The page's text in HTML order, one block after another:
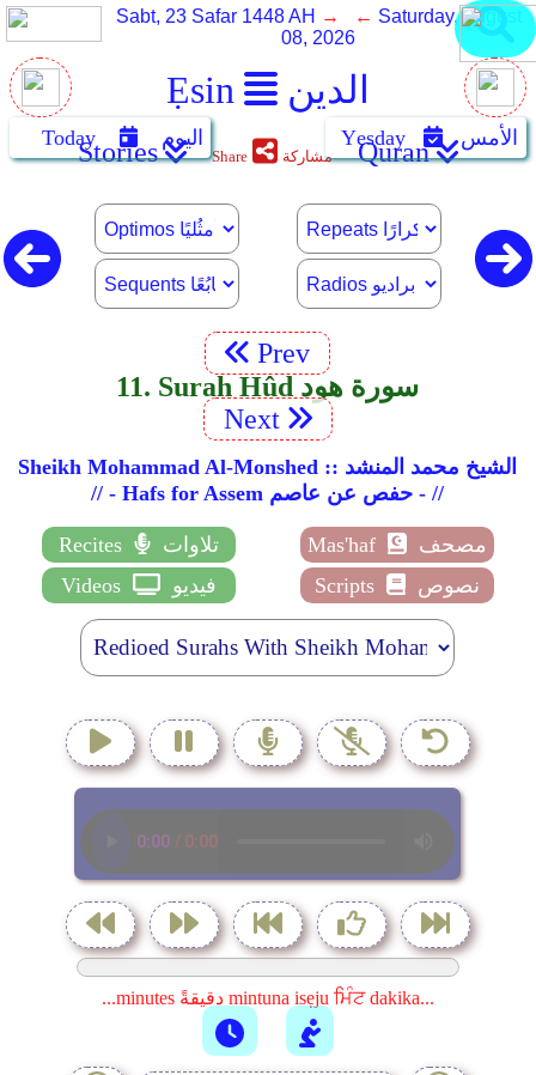
Ẹsin الدين
Sabt, 23 Safar 1448 AH → ← Saturday, August
08, 2026
Today اليوم Yẹsday الأمس Stories Share مشاركة Quran
Prev
11. Surah Hûd سورة هود
Next
Sheikh Mohammad Al-Monshed :: الشيخ محمد المنشد
// - Hafs for Assem حفص عن عاصم - //
Recites تلاوات Mas'haf
مصحف
Videos
فيديو Scripts نصوص
...minutes دقيقةً mintuna isẹju ਮਿੰਟ dakika...